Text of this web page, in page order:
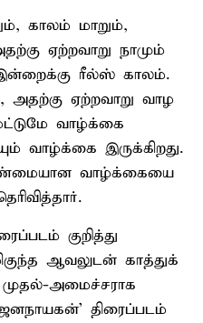
காலம் மாறும்,
ஏற்றவாறு நாமும்
ரீல்ஸ் காலம்.
ஏற்றவாறு வாழ
வாழ்க்கை
வாழ்க்கை இருக்கிறது.
வாழ்க்கையை
குறித்து
ஆவலுடன் காத்துக்
அமைச்சராக
திரைப்படம்